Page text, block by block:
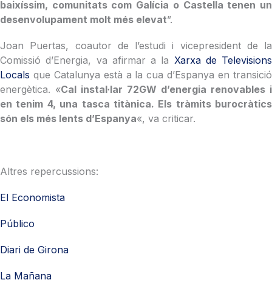
baixíssim, comunitats com Galícia o Castella tenen un
desenvolupament molt més elevat”.
Joan Puertas, coautor de l’estudi i vicepresident de la
Comissió d’Energia, va afirmar a la Xarxa de Televisions
Locals que Catalunya està a la cua d’Espanya en transició
energètica. «Cal instal·lar 72GW d’energia renovables i
en tenim 4, una tasca titànica. Els tràmits burocràtics
són els més lents d’Espanya«, va criticar.
Altres repercussions:
El Economista
Público
Diari de Girona
La Mañana